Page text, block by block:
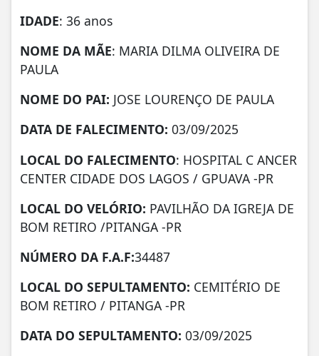
IDADE: 36 anos
NOME DA MÃE: MARIA DILMA OLIVEIRA DE
PAULA
NOME DO PAI: JOSE LOURENÇO DE PAULA
DATA DE FALECIMENTO: 03/09/2025
LOCAL DO FALECIMENTO: HOSPITAL C ANCER
CENTER CIDADE DOS LAGOS / GPUAVA -PR
LOCAL DO VELÓRIO: PAVILHÃO DA IGREJA DE
BOM RETIRO /PITANGA -PR
NÚMERO DA F.A.F:34487
LOCAL DO SEPULTAMENTO: CEMITÉRIO DE
BOM RETIRO / PITANGA -PR
DATA DO SEPULTAMENTO: 03/09/2025